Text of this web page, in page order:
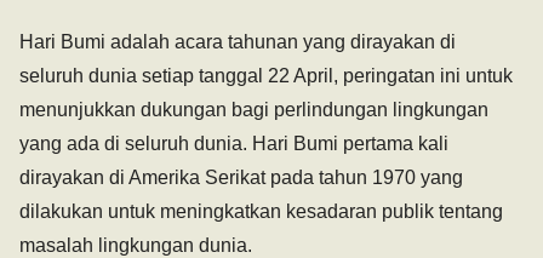
Hari Bumi adalah acara tahunan yang dirayakan di
seluruh dunia setiap tanggal 22 April, peringatan ini untuk
menunjukkan dukungan bagi perlindungan lingkungan
yang ada di seluruh dunia. Hari Bumi pertama kali
dirayakan di Amerika Serikat pada tahun 1970 yang
dilakukan untuk meningkatkan kesadaran publik tentang
masalah lingkungan dunia.